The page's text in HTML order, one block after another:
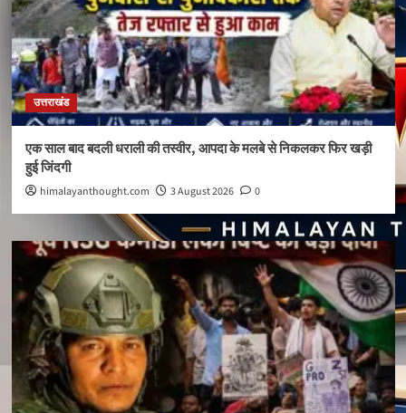
उत्तराखंड
एक साल बाद बदली धराली की तस्वीर, आपदा के मलबे से निकलकर फिर खड़ी
हुई जिंदगी
himalayanthought.com 3 August 2026 0